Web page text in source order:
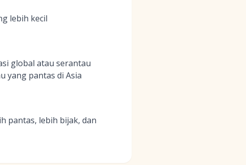
lebih kecil
global atau serantau
yang pantas di Asia
pantas, lebih bijak, dan